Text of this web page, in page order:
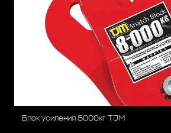
Блок усиления 8000кг TJM